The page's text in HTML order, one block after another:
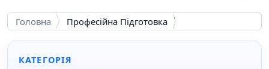
Головна Професійна Підготовка
КАТЕГОРІЯ